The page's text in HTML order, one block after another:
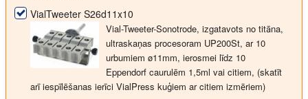
VialTweeter S26d11x10
Vial-Tweeter-Sonotrode, izgatavots no titāna,
ultraskaņas procesoram UP200St, ar 10
urbumiem ø11mm, ierosmei līdz 10
Eppendorf caurulēm 1,5ml vai citiem, (skatīt
arī iespīlēšanas ierīci VialPress kuģiem ar citiem izmēriem)